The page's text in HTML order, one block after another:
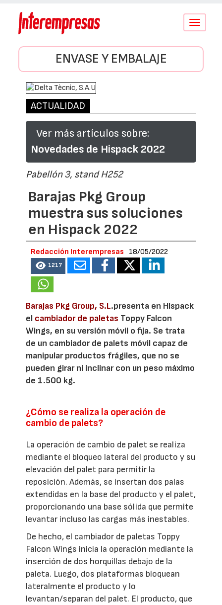
Conmutar
ENVASE Y EMBALAJE
ACTUALIDAD
Ver más artículos sobre:
Novedades de Hispack 2022
Pabellón 3, stand H252
Barajas Pkg Group
muestra sus soluciones
en Hispack 2022
Redacción Interempresas 18/05/2022
1217
Barajas Pkg Group, S.L.presenta en Hispack
el cambiador de paletas Toppy Falcon
Wings, en su versión móvil o fija. Se trata
de un cambiador de palets móvil capaz de
manipular productos frágiles, que no se
pueden girar ni inclinar con un peso máximo
de 1.500 kg.
¿Cómo se realiza la operación de
cambio de palets?
La operación de cambio de palet se realiza
mediante el bloqueo lateral del producto y su
elevación del palet para permitir la
reposición. Además, se insertan dos palas
extendidas en la base del producto y el palet,
proporcionando una base sólida que permite
levantar incluso las cargas más inestables.
De hecho, el cambiador de paletas Toppy
Falcon Wings inicia la operación mediante la
inserción de dos horquillas debajo de la
paleta. Luego, dos plataformas bloquean
lateralmente el producto y lo
levantan/separan del palet. El producto, que